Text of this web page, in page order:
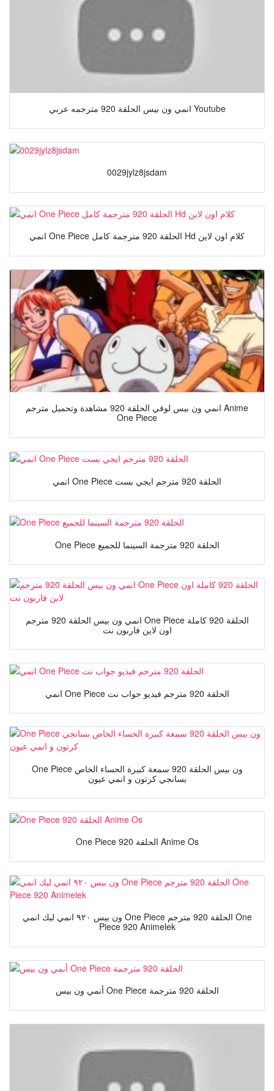
انمي ون بيس الحلقة 920 مترجمه عربي Youtube
0029jylz8jsdam
انمي One Piece الحلقة 920 مترجمة كامل Hd كلام اون لاين
انمي ون بيس لوفي الحلقة 920 مشاهدة وتحميل مترجم Anime
One Piece
انمي One Piece الحلقة 920 مترجم ايجي بست
One Piece الحلقة 920 مترجمة السينما للجميع
انمي ون بيس الحلقة 920 مترجم One Piece الحلقة 920 كاملة
اون لاين فاربون نت
انمي One Piece الحلقة 920 مترجم فيديو جواب نت
One Piece ون بيس الحلقة 920 سمعة كبيرة الحساء الخاص
بسانجي كرتون و انمي عيون
One Piece الحلقة 920 Anime Os
ون بيس ٩٢٠ انمي ليك انمي One Piece الحلقة 920 مترجم One
Piece 920 Animelek
أنمي ون بيس One Piece الحلقة 920 مترجمة